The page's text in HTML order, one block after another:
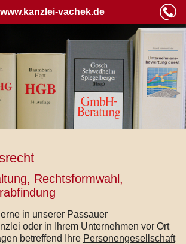
www.kanzlei-vachek.de
Rechtsformwahl,
in unserer Passauer
oder in Ihrem Unternehmen vor Ort
betreffend Ihre Personengesellschaft